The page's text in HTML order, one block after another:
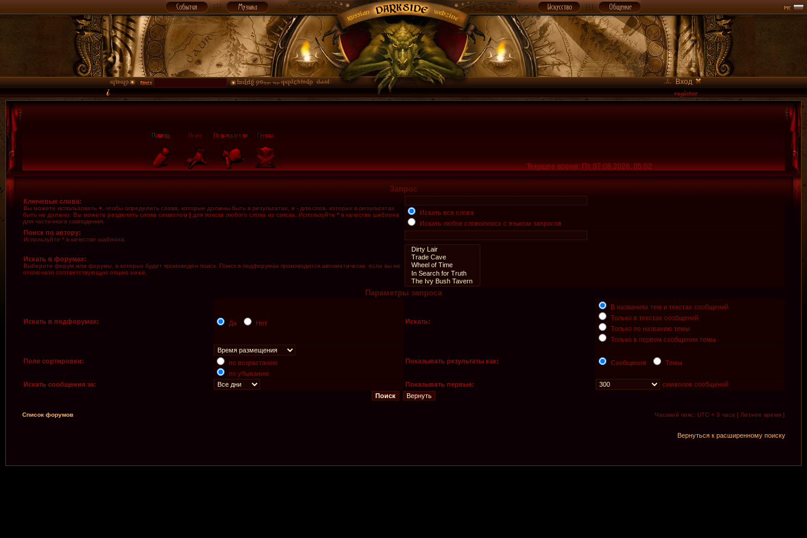
Вход
Текущее время: Пт 07.08.2026, 05:02
Запрос
Ключевые слова:
Вы можете использовать + , чтобы определить слова, которые должны быть в результатах, и - для слов, которых в результатах
быть не должно. Вы можете разделить слова символом | для поиска любого слова из списка. Используйте * в качестве шаблона
для частичного совпадения.
Искать все слова
Искать любое слово/поиск с языком запросов
Поиск по автору:
Используйте * в качестве шаблона.
Искать в форумах:
Выберите форум или форумы, в которых будет произведён поиск. Поиск в подфорумах производится автоматически, если вы не
отключили соответствующую опцию ниже.
Параметры запроса
Искать в подфорумах: Да Нет Искать:
В названиях тем и текстах сообщений
Только в текстах сообщений
Только по названию темы
Только в первом сообщении темы
Поле сортировки:
по возрастанию
по убыванию
Показывать результаты как: Сообщения Темы
Искать сообщения за: Показывать первые: символов сообщений
Список форумов Часовой пояс: UTC + 3 часа [ Летнее время ]
Вернуться к расширенному поиску